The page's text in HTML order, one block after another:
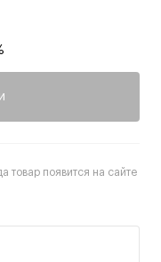
товар появится на сайте